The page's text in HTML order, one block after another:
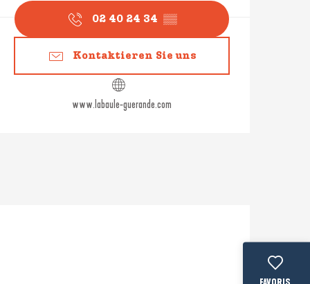
02 40 24 34 ▒▒
Kontaktieren Sie uns
www.labaule-guerande.com